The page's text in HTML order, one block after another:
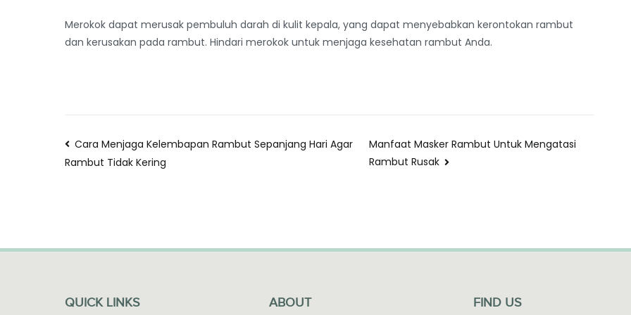
Merokok dapat merusak pembuluh darah di kulit kepala, yang dapat menyebabkan kerontokan rambut
dan kerusakan pada rambut. Hindari merokok untuk menjaga kesehatan rambut Anda.
Cara Menjaga Kelembapan Rambut Sepanjang Hari Agar
Rambut Tidak Kering
Manfaat Masker Rambut Untuk Mengatasi
Rambut Rusak
QUICK LINKS ABOUT FIND US